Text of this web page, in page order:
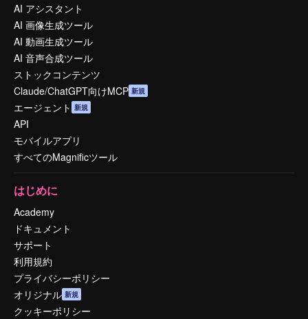
AI アシスタント
AI 画像生成ツール
AI 動画生成ツール
AI 音声合成ツール
ストックコンテンツ
Claude/ChatGPT向けMCP 新規
エージェント 新規
API
モバイルアプリ
すべてのMagnificツール
はじめに
Academy
ドキュメント
サポート
利用規約
プライバシーポリシー
オリジナル 新規
クッキーポリシー